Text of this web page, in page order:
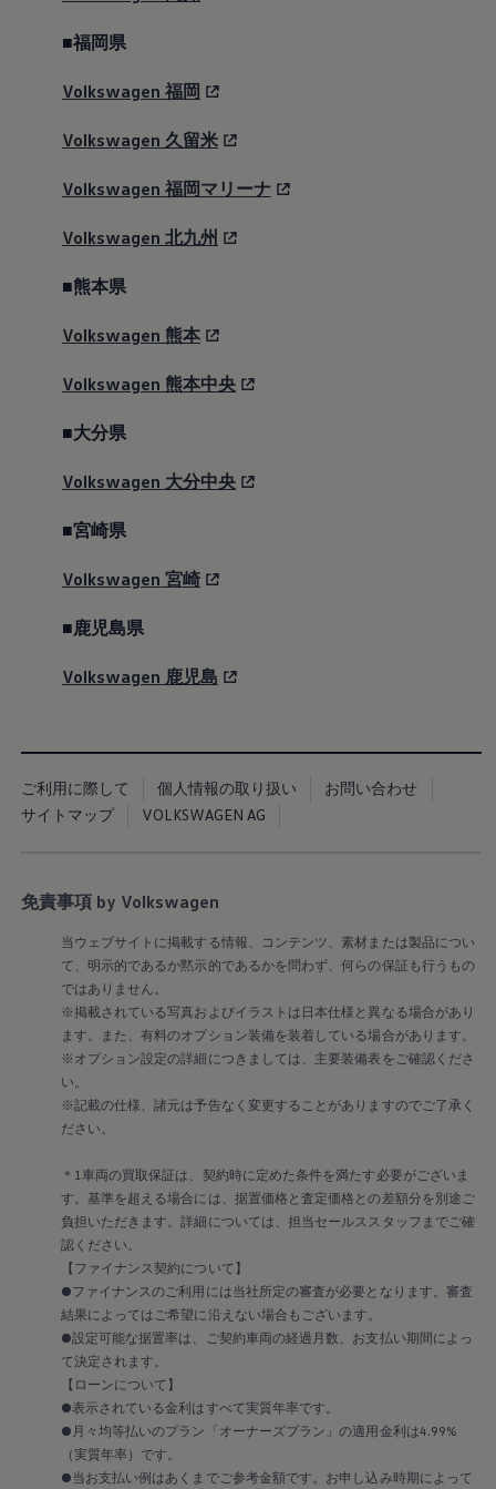
Black Edition IIだけ
の特別装備。
“Akrapovic”チタンエキゾーストシステム
（デュアルツインエキゾーストパイプ）
IIの特徴
VolkswagenSafety
Meister
人がつくる、人の安心。ドイツで磨かれた専門技術
が、あなたを守ります。毎日の様々なシーンで乗る
人を思い、守り抜くために。
■福岡県
Volkswagen 福岡
Volkswagen 久留米
Volkswagen 福岡マリーナ
Volkswagen 北九州
■熊本県
Volkswagen 熊本
Volkswagen 熊本中央
■大分県
Volkswagen 大分中央
■宮崎県
Volkswagen 宮崎
■鹿児島県
Volkswagen 鹿児島
ご利用に際して 個人情報の取り扱い
お問い合わせ
サイトマップ
VOLKSWAGEN AG
免責事項 by Volkswagen
当ウェブサイトに掲載する情報、コンテンツ、素材または製品につい
て、明示的であるか黙示的であるかを問わず、何らの保証も行うもの
ではありません。
※掲載されている写真およびイラストは日本仕様と異なる場合があり
ます。また、有料のオプション装備を装着している場合があります。
※オプション設定の詳細につきましては、主要装備表をご確認くださ
い。
※記載の仕様、諸元は予告なく変更することがありますのでご了承く
ださい。
＊1車両の買取保証は、契約時に定めた条件を満たす必要がございま
す。基準を超える場合には、据置価格と査定価格との差額分を別途ご
負担いただきます。詳細については、担当セールススタッフまでご確
認ください。
【ファイナンス契約について】
●ファイナンスのご利用には当社所定の審査が必要となります。審査
結果によってはご希望に沿えない場合もございます。
●設定可能な据置率は、ご契約車両の経過月数、お支払い期間によっ
て決定されます。
【ローンについて】
●表示されている金利はすべて実質年率です。
●月々均等払いのプラン「オーナーズプラン」の適用金利は4.99%
（実質年率）です。
●当お支払い例はあくまでご参考金額です。お申し込み時期によって